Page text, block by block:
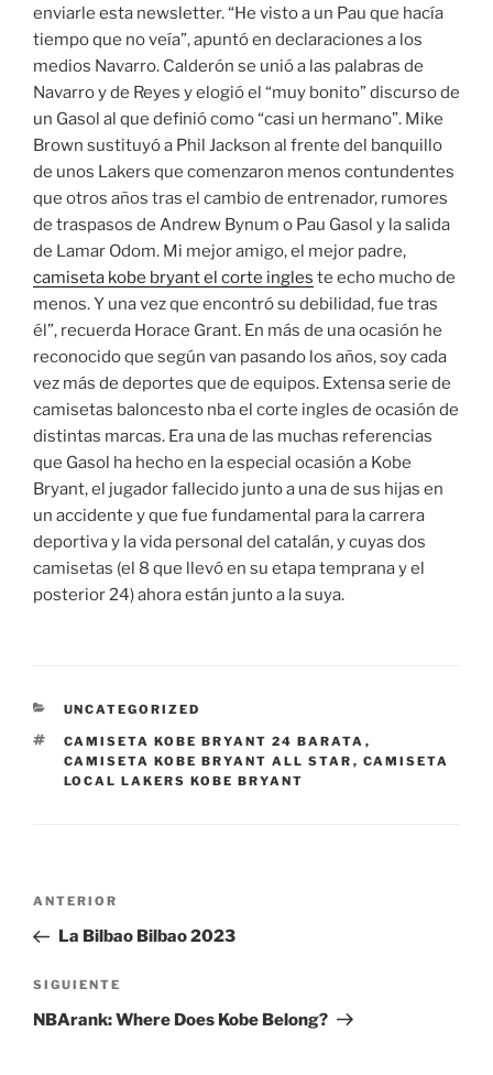
enviarle esta newsletter. “He visto a un Pau que hacía
tiempo que no veía”, apuntó en declaraciones a los
medios Navarro. Calderón se unió a las palabras de
Navarro y de Reyes y elogió el “muy bonito” discurso de
un Gasol al que definió como “casi un hermano”. Mike
Brown sustituyó a Phil Jackson al frente del banquillo
de unos Lakers que comenzaron menos contundentes
que otros años tras el cambio de entrenador, rumores
de traspasos de Andrew Bynum o Pau Gasol y la salida
de Lamar Odom. Mi mejor amigo, el mejor padre,
camiseta kobe bryant el corte ingles te echo mucho de
menos. Y una vez que encontró su debilidad, fue tras
él”, recuerda Horace Grant. En más de una ocasión he
reconocido que según van pasando los años, soy cada
vez más de deportes que de equipos. Extensa serie de
camisetas baloncesto nba el corte ingles de ocasión de
distintas marcas. Era una de las muchas referencias
que Gasol ha hecho en la especial ocasión a Kobe
Bryant, el jugador fallecido junto a una de sus hijas en
un accidente y que fue fundamental para la carrera
deportiva y la vida personal del catalán, y cuyas dos
camisetas (el 8 que llevó en su etapa temprana y el
posterior 24) ahora están junto a la suya.
CATEGORÍAS
UNCATEGORIZED
ETIQUETAS
CAMISETA KOBE BRYANT 24 BARATA ,
CAMISETA KOBE BRYANT ALL STAR , CAMISETA
LOCAL LAKERS KOBE BRYANT
Navegación
entradas
Entrada
anterior:
ANTERIOR
La Bilbao Bilbao 2023
Siguiente
entrada
SIGUIENTE
NBArank: Where Does Kobe Belong?